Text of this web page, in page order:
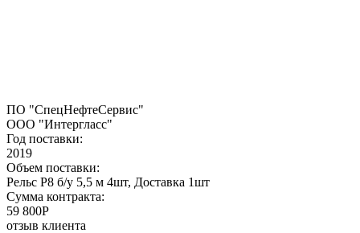
ПО "СпецНефтеСервис"
ООО "Интергласс"
Год поставки:
2019
Объем поставки:
Рельс Р8 б/у 5,5 м 4шт, Доставка 1шт
Сумма контракта:
59 800P
отзыв клиента